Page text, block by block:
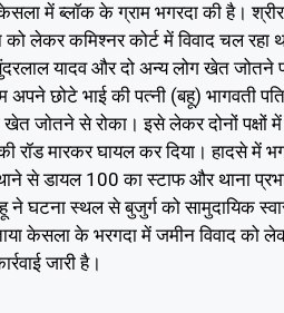
में ब्लाॅक के ग्राम भगरदा की है।
को लेकर कमिश्नर कोर्ट में विवाद चल
यादव और दो अन्य लोग खेत जोतने
अपने छोटे भाई की पत्नी (बहू) भागवती
जाेतने से रोका। इसे लेकर दोनों पक्षों में
रॉड मारकर घायल कर दिया। हादसे में
से डायल 100 का स्टाफ और थाना
ने घटना स्थल से बुजुर्ग को सामुदायिक
केसला के भरगदा में जमीन विवाद को
जारी है।